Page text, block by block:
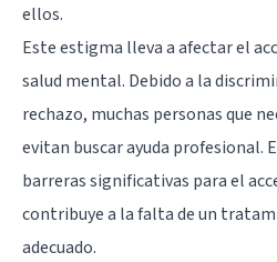
ellos.
Este estigma lleva a afectar el
salud mental. Debido a la
rechazo, muchas personas que
evitan buscar ayuda profesional.
barreras significativas para el
contribuye a la falta de un
adecuado.